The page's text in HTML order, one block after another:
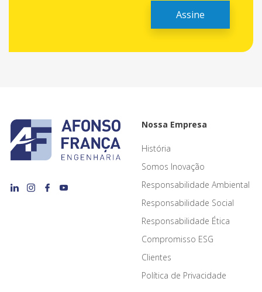
Nossa Empresa
História
Somos Inovação
Responsabilidade Ambiental
Responsabilidade Social
Responsabilidade Ética
Compromisso ESG
Clientes
Política de Privacidade